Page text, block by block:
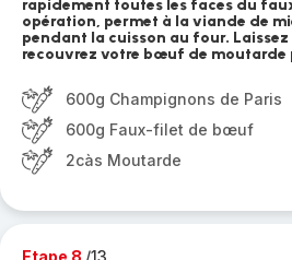
rapidement toutes les faces du
opération, permet à la viande de
pendant la cuisson au four.
recouvrez votre bœuf de moutarde
600g Champignons de Paris
600g Faux-filet de bœuf
2càs Moutarde
Etape 8 /13